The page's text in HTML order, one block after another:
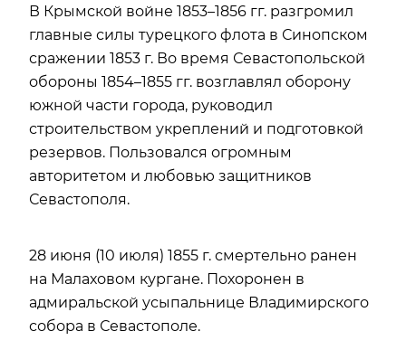
В Крымской войне 1853–1856 гг. разгромил
главные силы турецкого флота в Синопском
сражении 1853 г. Во время Севастопольской
обороны 1854–1855 гг. возглавлял оборону
южной части города, руководил
строительством укреплений и подготовкой
резервов. Пользовался огромным
авторитетом и любовью защитников
Севастополя.
28 июня (10 июля) 1855 г. смертельно ранен
на Малаховом кургане. Похоронен в
адмиральской усыпальнице Владимирского
собора в Севастополе.